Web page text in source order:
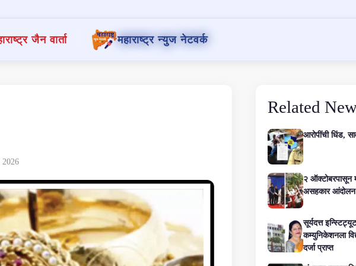
जैन वार्ता महाराष्ट्र न्युज नेटवर्क
2026
Related
आरोपींची धिंड,
२ ऑक्टोबरपासून
असहकार आंदोलन
सूर्यदत्त
कम्युनिकेशनला
दर्जा प्राप्त